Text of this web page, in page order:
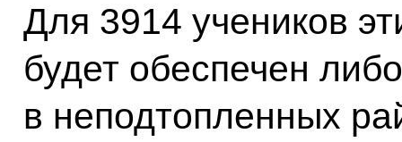
Для 3914 учеников
будет обеспечен
в неподтопленных